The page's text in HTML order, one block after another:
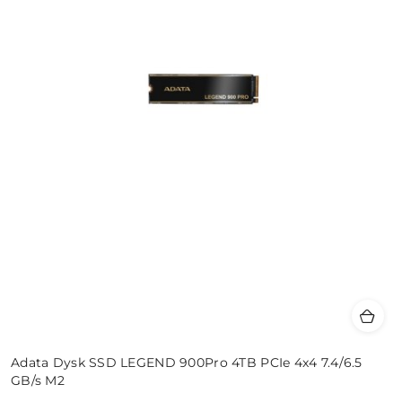
Adata Dysk SSD LEGEND 900Pro 4TB PCIe 4x4 7.4/6.5
GB/s M2